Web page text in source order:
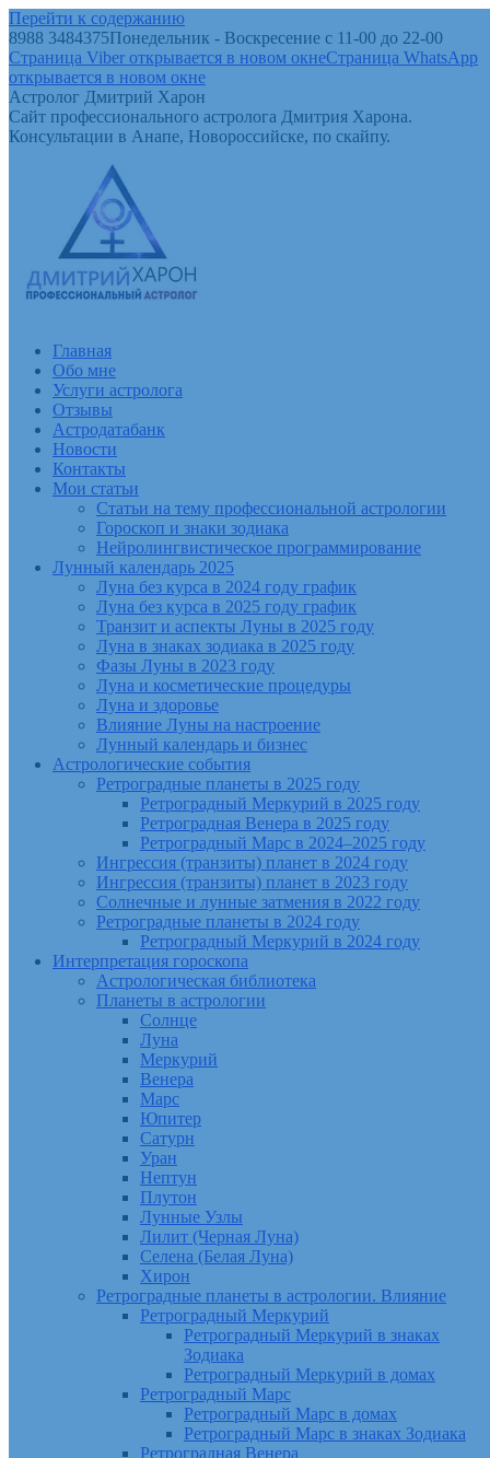
Перейти к содержанию
8988 3484375Понедельник - Воскресение с 11-00 до 22-00
Страница Viber открывается в новом окнеСтраница WhatsApp
открывается в новом окне
Астролог Дмитрий Харон
Сайт профессионального астролога Дмитрия Харона.
Консультации в Анапе, Новороссийске, по скайпу.
Главная
Обо мне
Услуги астролога
Отзывы
Астродатабанк
Новости
Контакты
Мои статьи
Статьи на тему профессиональной астрологии
Гороскоп и знаки зодиака
Нейролингвистическое программирование
Лунный календарь 2025
Луна без курса в 2024 году график
Луна без курса в 2025 году график
Транзит и аспекты Луны в 2025 году
Луна в знаках зодиака в 2025 году
Фазы Луны в 2023 году
Луна и косметические процедуры
Луна и здоровье
Влияние Луны на настроение
Лунный календарь и бизнес
Астрологические события
Ретроградные планеты в 2025 году
Ретроградный Меркурий в 2025 году
Ретроградная Венера в 2025 году
Ретроградный Марс в 2024–2025 году
Ингрессия (транзиты) планет в 2024 году
Ингрессия (транзиты) планет в 2023 году
Солнечные и лунные затмения в 2022 году
Ретроградные планеты в 2024 году
Ретроградный Меркурий в 2024 году
Интерпретация гороскопа
Астрологическая библиотека
Планеты в астрологии
Солнце
Луна
Меркурий
Венера
Марс
Юпитер
Сатурн
Уран
Нептун
Плутон
Лунные Узлы
Лилит (Черная Луна)
Селена (Белая Луна)
Хирон
Ретроградные планеты в астрологии. Влияние
Ретроградный Меркурий
Ретроградный Меркурий в знаках
Зодиака
Ретроградный Меркурий в домах
Ретроградный Марс
Ретроградный Марс в домах
Ретроградный Марс в знаках Зодиака
Ретроградная Венера